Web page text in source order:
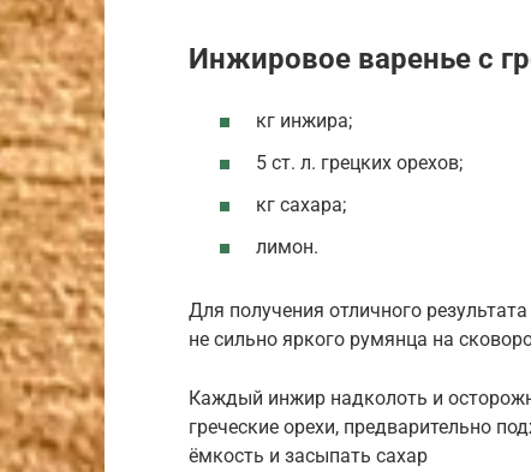
Инжировое варенье с
кг инжира;
5 ст. л. грецких орехов;
кг сахара;
лимон.
Для получения отличного
не сильно яркого румянца на
Каждый инжир надколоть и
греческие орехи, предварительно
ёмкость и засыпать сахар